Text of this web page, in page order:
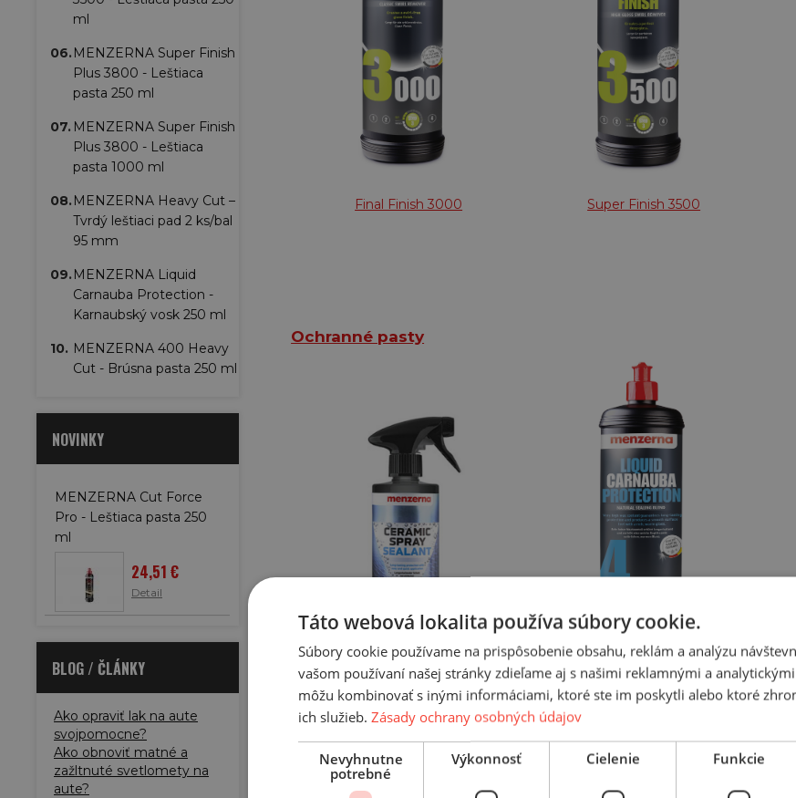
ml
06. MENZERNA Super Finish
Plus 3800 - Leštiaca
pasta 250 ml
07. MENZERNA Super Finish
Plus 3800 - Leštiaca
pasta 1000 ml
08. MENZERNA Heavy Cut –
Tvrdý leštiaci pad 2 ks/bal
95 mm
09. MENZERNA Liquid
Carnauba Protection -
Karnaubský vosk 250 ml
10. MENZERNA 400 Heavy
Cut - Brúsna pasta 250 ml
NOVINKY
MENZERNA Cut Force
Pro - Leštiaca pasta 250
ml
24,51 €
Detail
BLOG / ČLÁNKY
Ako opraviť lak na aute
svojpomocne?
Ako obnoviť matné a
zažltnuté svetlomety na
aute?
Final Finish 3000 Super Finish 3500
Ochranné pasty
Ceramic Spray Sealent Liquid Carnauba Protection
Táto webová lokalita používa súbory cookie.
Súbory cookie používame na prispôsobenie obsahu, reklám a analýzu
vašom používaní našej stránky zdieľame aj s našimi reklamnými a
môžu kombinovať s inými informáciami, ktoré ste im poskytli alebo ktoré
ich služieb. Zásady ochrany osobných údajov
Nevyhnutne
potrebné
Výkonnosť Cielenie Funkcie